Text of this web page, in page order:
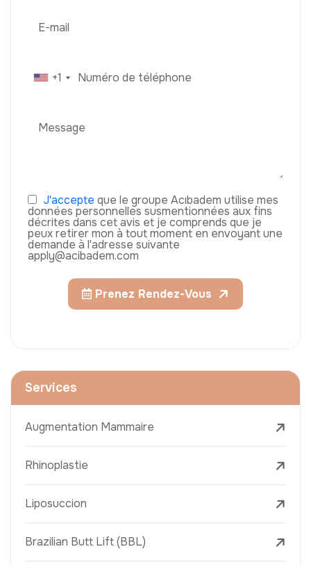
+1
J'accepte que le groupe Acıbadem utilise mes
données personnelles susmentionnées aux fins
décrites dans cet avis et je comprends que je
peux retirer mon à tout moment en envoyant une
demande à l'adresse suivante
apply@acibadem.com
Prenez Rendez-Vous
Services
Augmentation Mammaire
Rhinoplastie
Liposuccion
Brazilian Butt Lift (BBL)